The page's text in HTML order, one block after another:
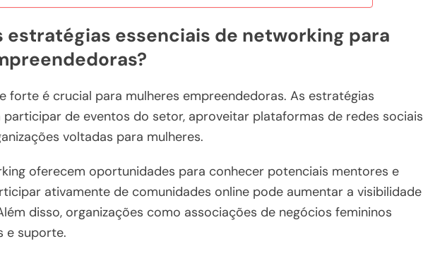
estratégias essenciais de networking para
forte é crucial para mulheres empreendedoras. As estratégias
participar de eventos do setor, aproveitar plataformas de redes sociais
voltadas para mulheres.
oferecem oportunidades para conhecer potenciais mentores e
ativamente de comunidades online pode aumentar a visibilidade
disso, organizações como associações de negócios femininos
e suporte.